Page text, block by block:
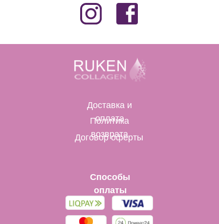
Договор оферты
Доставка и
оплата
Политика
возврата
Способы
оплаты